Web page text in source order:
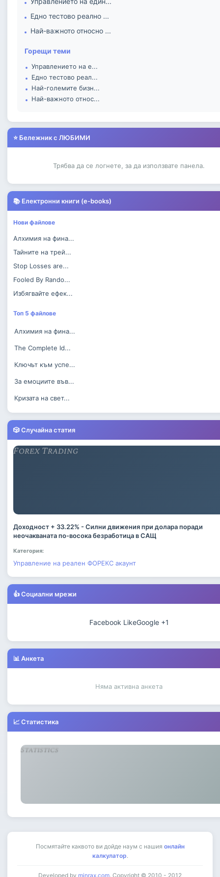
Едно тестово реално ...
Най-важното относно ...
Горещи теми
Управлението на е...
Едно тестово реал...
Най-големите бизн...
Най-важното относ...
⭐ Бележник с ЛЮБИМИ
Трябва да се логнете, за да използвате панела.
📚 Електронни книги (e-books)
Нови файлове
Алхимия на фина...
Тайните на трей...
Stop Losses are...
Fooled By Rando...
Избягвайте ефек...
Топ 5 файлове
Алхимия на фина...
The Complete Id...
Ключът към успе...
За емоциите във...
Кризата на свет...
🎲 Случайна статия
Доходност + 33.22% - Силни движения при долара поради
неочакваната по-восока безработица в САЩ
Категория:
Управление на реален ФОРЕКС акаунт
👍 Социални мрежи
Facebook LikeGoogle +1
📊 Анкета
Няма активна анкета
📈 Статистика
Посмятайте каквото ви дойде наум с нашия онлайн
калкулатор.
Developed by minrax.com. Copyright © 2010 - 2012